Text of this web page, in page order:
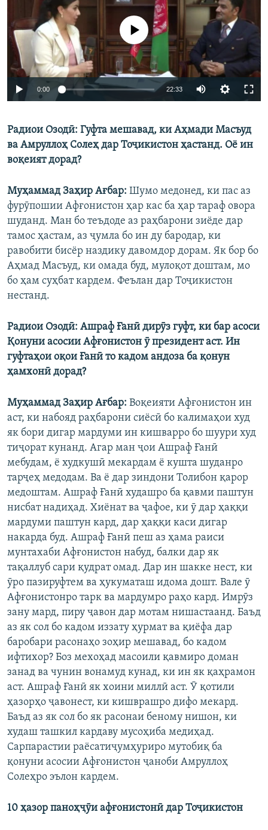
Auto 240p 360p 480p
Феълан кор намекунад
0:00 22:33
360p
480p
1080p
Радиои Озодӣ: Гуфта мешавад, ки Аҳмади Масъуд
ва Амруллоҳ Солеҳ дар Тоҷикистон ҳастанд. Оё ин
воқеият дорад?
Муҳаммад Заҳир Ағбар: Шумо медонед, ки пас аз
фурӯпошии Афғонистон ҳар кас ба ҳар тараф овора
шуданд. Ман бо теъдоде аз раҳбарони зиёде дар
тамос ҳастам, аз ҷумла бо ин ду бародар, ки
равобити бисёр наздику давомдор дорам. Як бор бо
Аҳмад Масъуд, ки омада буд, мулоқот доштам, мо
бо ҳам суҳбат кардем. Феълан дар Тоҷикистон
нестанд.
Радиои Озодӣ: Ашраф Ғанӣ дирӯз гуфт, ки бар асоси
Қонуни асосии Афғонистон ӯ президент аст. Ин
гуфтаҳои оқои Ғанӣ то кадом андоза ба қонун
ҳамхонӣ дорад?
Муҳаммад Заҳир Ағбар: Воқеияти Афғонистон ин
аст, ки набояд раҳбарони сиёсӣ бо калимаҳои худ
як бори дигар мардуми ин кишварро бо шуури худ
тиҷорат кунанд. Агар ман ҷои Ашраф Ғанӣ
мебудам, ё худкушӣ мекардам ё кушта шуданро
тарҷеҳ медодам. Ва ё дар зиндони Толибон қарор
медоштам. Ашраф Ғанӣ худашро ба қавми паштун
нисбат надиҳад. Хиёнат ва ҷафое, ки ӯ дар ҳаққи
мардуми паштун кард, дар ҳаққи каси дигар
накарда буд. Ашраф Ғанӣ пеш аз ҳама раиси
мунтахаби Афғонистон набуд, балки дар як
тақаллуб сари қудрат омад. Дар ин шакке нест, ки
ӯро пазируфтем ва ҳукуматаш идома дошт. Вале ӯ
Афғонистонро тарк ва мардумро раҳо кард. Имрӯз
зану мард, пиру ҷавон дар мотам нишастаанд. Баъд
аз як сол бо кадом иззату ҳурмат ва қиёфа дар
баробари расонаҳо зоҳир мешавад, бо кадом
ифтихор? Боз мехоҳад масоили қавмиро доман
занад ва чунин вонамуд кунад, ки ин як қаҳрамон
аст. Ашраф Ғанӣ як хоини миллӣ аст. Ӯ қотили
ҳазорҳо ҷавонест, ки кишврашро дифо мекард.
Баъд аз як сол бо як расонаи беному нишон, ки
худаш ташкил кардаву мусоҳиба медиҳад.
Сарпарастии раёсатиҷумҳуриро мутобиқ ба
қонуни асосии Афғонистон ҷаноби Амруллоҳ
Солеҳро эълон кардем.
10 ҳазор паноҳҷӯи афғонистонӣ дар Тоҷикистон